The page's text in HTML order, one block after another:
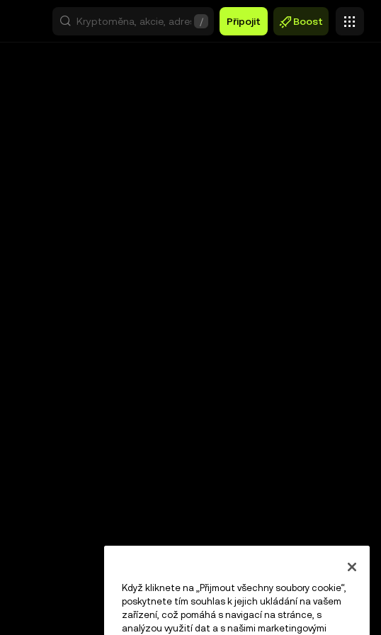
/ Připojit Boost
Když kliknete na „Přijmout všechny soubory cookie“,
poskytnete tím souhlas k jejich ukládání na vašem
zařízení, což pomáhá s navigací na stránce, s
analýzou využití dat a s našimi marketingovými